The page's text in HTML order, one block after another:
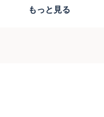
もっと見る